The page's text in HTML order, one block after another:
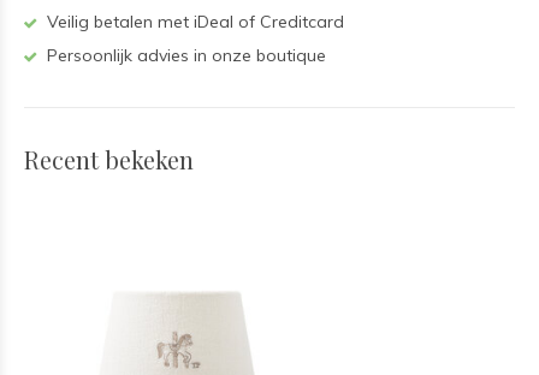
Veilig betalen met iDeal of Creditcard
Persoonlijk advies in onze boutique
Recent bekeken